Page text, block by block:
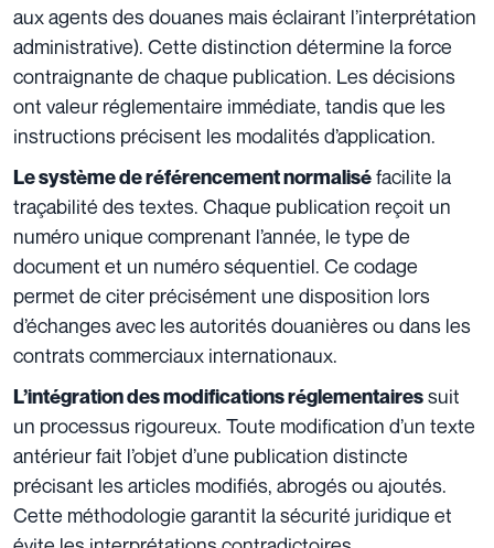
aux agents des douanes mais éclairant l’interprétation
administrative). Cette distinction détermine la force
contraignante de chaque publication. Les décisions
ont valeur réglementaire immédiate, tandis que les
instructions précisent les modalités d’application.
Le système de référencement normaliséfacilite la
traçabilité des textes. Chaque publication reçoit un
numéro unique comprenant l’année, le type de
document et un numéro séquentiel. Ce codage
permet de citer précisément une disposition lors
d’échanges avec les autorités douanières ou dans les
contrats commerciaux internationaux.
L’intégration des modifications réglementairessuit
un processus rigoureux. Toute modification d’un texte
antérieur fait l’objet d’une publication distincte
précisant les articles modifiés, abrogés ou ajoutés.
Cette méthodologie garantit la sécurité juridique et